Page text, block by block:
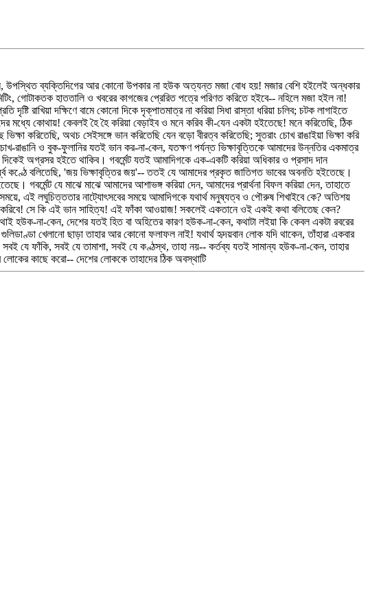
উপস্থিত ব্যক্তিদিগের আর কোনো উপকার না হউক অত্যন্ত মজা বোধ হয়! মজার বেশি হইলেই অন্ধকার
গোটাকতক হাততালি ও খবরের কাগজের প্রেরিত পত্রে পরিণত করিতে হইবে-- নহিলে মজা হইল না!
রাখিয়া দক্ষিণে বামে কোনো দিকে দৃক্‌পাতমাত্র না করিয়া সিধা রাস্তা ধরিয়া চলিব; চটক লাগাইতে
মধ্যে কোথায়! কেবলই হৈ হৈ করিয়া বেড়াইব ও মনে করিব কী-যেন একটা হইতেছে! মনে করিতেছি, ঠিক
করিতেছি, অথচ সেইসঙ্গে ভান করিতেছি যেন বড়ো বীরত্ব করিতেছি; সুতরাং চোখ রাঙাইয়া ভিক্ষা করি
ও বুক-ফুলানির যতই ভান কর-না-কেন, যতক্ষণ পর্যন্ত ভিক্ষাবৃত্তিকে আমাদের উন্নতির একমাত্র
অগ্রসর হইতে থাকিব। গবর্মেন্ট যতই আমাদিগকে এক-একটি করিয়া অধিকার ও প্রসাদ দান
কণ্ঠে বলিতেছি, 'জয় ভিক্ষাবৃত্তির জয়'-- ততই যে আমাদের প্রকৃত জাতিগত ভাবের অবনতি হইতেছে।
গবর্মেন্ট যে মাঝে মাঝে আমাদের আশাভঙ্গ করিয়া দেন, আমাদের প্রার্থনা বিফল করিয়া দেন, তাহাতে
এই লঘুচিত্ততার নাট্যোৎসবের সময়ে আমাদিগকে যথার্থ মনুষ্যত্ব ও পৌরুষ শিখাইবে কে? অতিশয়
করিবে! সে কি এই ভান সাহিত্য! এই ফাঁকা আওয়াজ! সকলেই একতানে ওই একই কথা বলিতেছ কেন?
হউক-না-কেন, দেশের যতই হিত বা অহিতের কারণ হউক-না-কেন, কথাটা লইয়া কি কেবল একটা রবরের
খেলানো ছাড়া তাহার আর কোনো ফলাফল নাই! যথার্থ হৃদয়বান লোক যদি থাকেন, তাঁহারা একবার
সবই যে ফাঁকি, সবই যে তামাশা, সবই যে কণ্ঠস্থ, তাহা নয়-- কর্তব্য যতই সামান্য হউক-না-কেন, তাহার
কাছে করো-- দেশের লোককে তাহাদের ঠিক অবস্থাটি